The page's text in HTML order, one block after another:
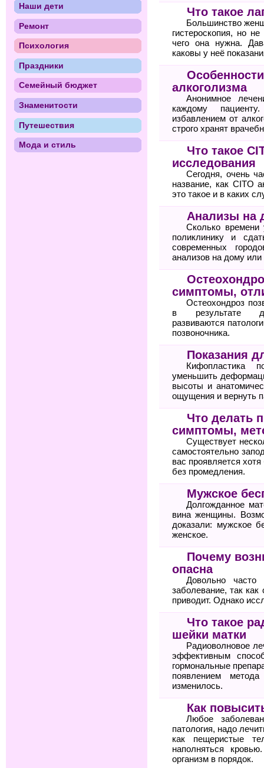
Что такое
Большинство
гистероскопия, но
чего она нужна.
каковы у неё
алкоголизма
Анонимное
каждому
избавлением от
строго хранят
Что такое
исследования
Сегодня, очень
название, как CITO
это такое и в каких
Анализы на
Сколько
поликлинику и
современных
анализов на дому
симптомы,
Остеохондроз
в результате
развиваются
позвоночника.
Показания
Кифопластика
уменьшить
высоты и
ощущения и вернуть
Что делать
симптомы,
Существует
самостоятельно
вас проявляется
без промедления.
Мужское
Долгожданное
вина женщины.
доказали: мужское
женское.
Почему
опасна
Довольно часто
заболевание, так
приводит. Однако
Что такое
шейки матки
Радиоволновое
эффективным
гормональные
появлением
изменилось.
Как
Любое
патология, надо
как пещеристые
наполняться
организм в порядок.
Наши дети
Ремонт
Психология
Праздники
Семейный бюджет
Знаменитости
Путешествия
Мода и стиль